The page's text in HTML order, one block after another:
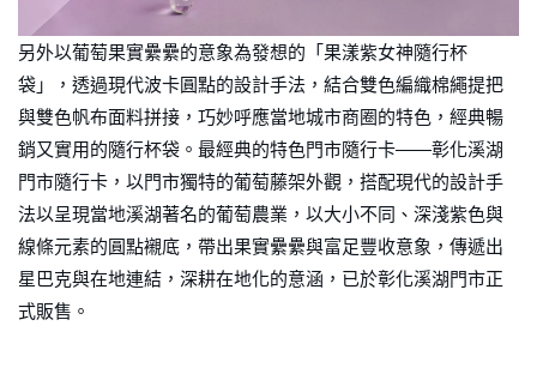
另外以葡萄果實纍纍的意象為發想的「果漾紫女神隨行杯
袋」，透過現代波卡圓點的設計手法，結合雙色編織棉繩提把
與雙色帆布面料拼接，巧妙呼應當地城市商圈的特色，經典暢
銷又實用的隨行杯袋。最經典的特色門市隨行卡——彰化溪湖
門市隨行卡，以門市獨特的葡萄藤架外觀，搭配現代的設計手
法以呈現當地溪湖著名的葡萄農業，以大小不同、深淺紫色與
線條元素的圓點襯底，帶出果實纍纍與富足豐收意象，傳遞出
星巴克與在地連結，深耕在地化的意涵，已於彰化溪湖門市正
式販售。